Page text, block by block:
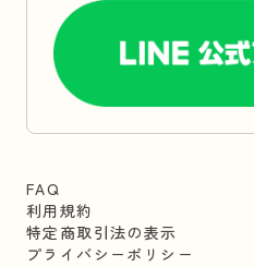
FAQ
利用規約
特定商取引法の表示
プライバシーポリシー